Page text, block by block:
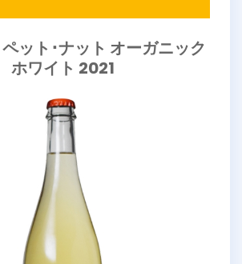
ット･ナット オーガニック
ホワイト 2021